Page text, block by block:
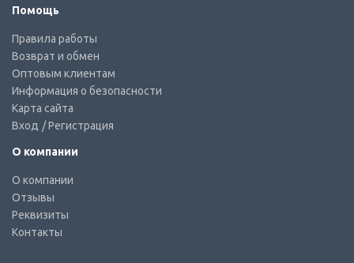
Помощь
Правила работы
Возврат и обмен
Оптовым клиентам
Информация о безопасности
Карта сайта
Вход / Регистрация
О компании
О компании
Отзывы
Реквизиты
Контакты